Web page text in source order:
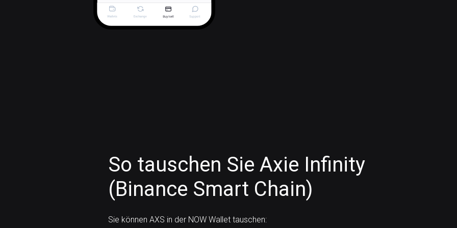
So tauschen Sie Axie Infinity
(Binance Smart Chain)
Sie können AXS in der NOW Wallet tauschen: